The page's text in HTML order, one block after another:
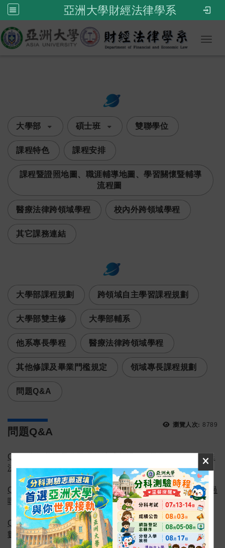
亞洲大學財經法律學系
次選單
大學部 碩士班 雙聯學位
課程特色 課程安排
課程暨證照地圖、職涯輔導地圖、學習關懷暨輔導
流程圖
醫療法律跨領域學程 校內外跨領域學程
其它課務連結
次選單
大學部課程規劃 跨領域自主學習課程規劃
大學部雙主修 大學部輔系
他系專長學程 醫療法律跨領域學程
其他修課及畢業門檻規定 領域專長課程規劃
問題Q&A
瀏覽人次: 8789
問題Q&A
Q1：為何我的學分已經修達或超過128學分了，但還是無
法畢業?
Q2：畢業門檻中的「畢業專題」項目，一定要修課才能過
嗎?可以自己選老師嗎?
Q3：畢業門檻「80小時實習」的認定，其中專業實習時
數、服務實習時數怎麼認定?